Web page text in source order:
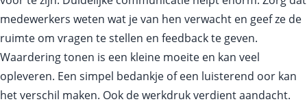
medewerkers weten wat je van hen verwacht en geef ze de
ruimte om vragen te stellen en feedback te geven.
Waardering tonen is een kleine moeite en kan veel
opleveren. Een simpel bedankje of een luisterend oor kan
het verschil maken. Ook de werkdruk verdient aandacht.